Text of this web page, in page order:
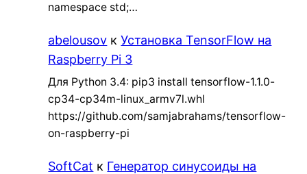
namespace std;…
abelousov кУстановка TensorFlow на
Raspberry Pi 3
Для Python 3.4: pip3 install tensorflow-1.1.0-
cp34-cp34m-linux_armv7l.whl
https://github.com/samjabrahams/tensorflow-
on-raspberry-pi
SoftCat к Генератор синусоиды на